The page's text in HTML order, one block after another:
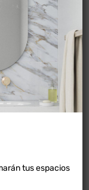
tus espacios